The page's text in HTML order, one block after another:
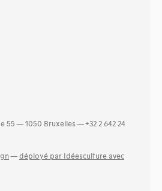
55 — 1050 Bruxelles — +32 2 642 24
— déployé par Idéesculture avec